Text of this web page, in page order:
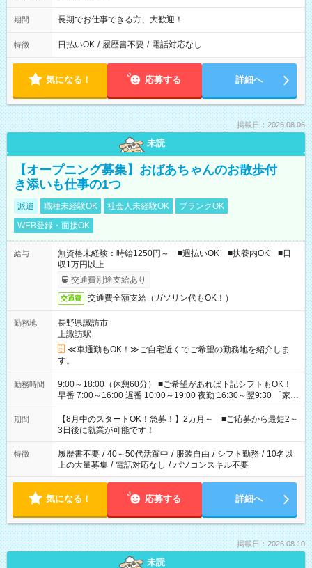
期間 長期でお仕事できる方、大歓迎！
特徴 日払いOK / 履歴書不要 / 電話対応なし
気になる！ 応募する 詳細へ
掲載日：2026.08.06
未読
【オープニング募集】おばあちゃんのお散歩付
き添いも仕事の1つ
派遣 職種未経験OK 社会人未経験OK
ブランクOK
WEB登録・面接OK
給与
無資格未経験：時給1250円～ ■週払いOK ■扶養内OK ■日
収1万円以上
交通費別途支給あり
交通費 交通費全額支給（ガソリン代もOK！）
勤務地
長野県諏訪市
上諏訪駅
≪車通勤もOK！≫ご自宅近くでご希望の勤務地を紹介しま
す。
勤務時間
9:00～18:00（休憩60分） ■ご希望があれば下記シフトもOK！
早番 7:00～16:00 遅番 10:00～19:00 夜勤 16:30～翌9:30 「家族
と休みを合わせたい」 「余裕を持って夕飯の準備がしたい」
「できれば残業はしたくない」 など、ご希望を教えてください
ね。 ※Wワーク希望の方へ 今ご覧のお仕事で希望する勤務時間
と、もう1つのお仕事の勤務時間。 合計で週40時間を超える場
合は応募できません。
期間
【8月中のスタートOK！急募！】2カ月～ ■ご応募から最短2～
3日後に就業が可能です！
特徴 履歴書不要 / 40～50代活躍中 / 服装自由 / シフト勤務 / 10名以
上の大量募集 / 電話対応なし / パソコンスキル不要
気になる！ 応募する 詳細へ
掲載日：2026.08.10
未読